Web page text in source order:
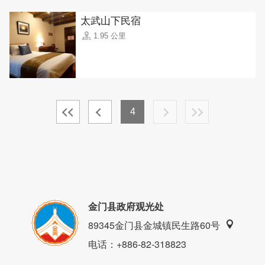
太武山下民宿
1.95 公里
4
金门县政府观光处
89345金门县金城镇民生路60号
电话：+886-82-318823